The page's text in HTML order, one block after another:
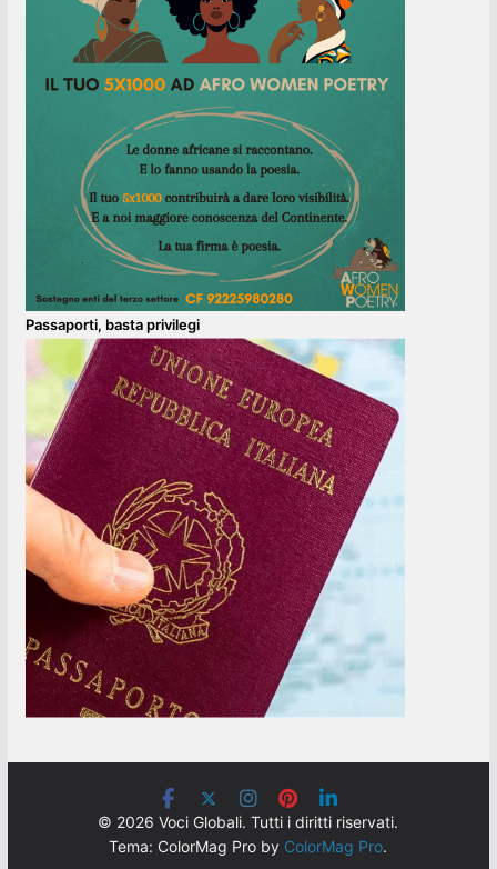
Passaporti, basta privilegi
© 2026 Voci Globali. Tutti i diritti riservati.
Tema: ColorMag Pro by ColorMag Pro.